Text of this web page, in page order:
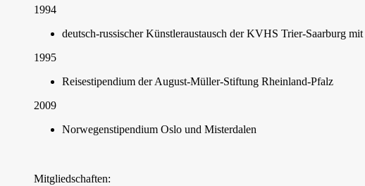
1994
deutsch-russischer Künstleraustausch der KVHS Trier-Saarburg
1995
Reisestipendium der August-Müller-Stiftung Rheinland-Pfalz
2009
Norwegenstipendium Oslo und Misterdalen
Mitgliedschaften: